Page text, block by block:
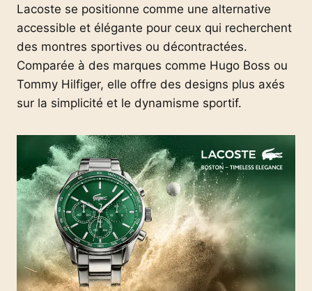
Lacoste se positionne comme une alternative
accessible et élégante pour ceux qui recherchent
des montres sportives ou décontractées.
Comparée à des marques comme Hugo Boss ou
Tommy Hilfiger, elle offre des designs plus axés
sur la simplicité et le dynamisme sportif.